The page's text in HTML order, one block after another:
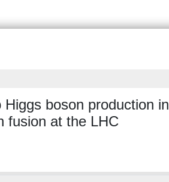
boson production in
fusion at the LHC